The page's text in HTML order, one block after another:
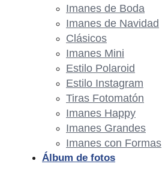
Imanes de Boda
Imanes de Navidad
Clásicos
Imanes Mini
Estilo Polaroid
Estilo Instagram
Tiras Fotomatón
Imanes Happy
Imanes Grandes
Imanes con Formas
Álbum de fotos